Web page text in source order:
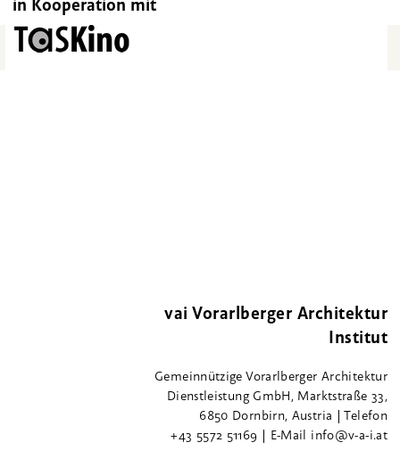
vai Vorarlberger Architektur
Institut
Gemeinnützige Vorarlberger Architektur
Dienstleistung GmbH, Marktstraße 33,
6850 Dornbirn, Austria | Telefon
+43 5572 51169 | E-Mail info@v-a-i.at